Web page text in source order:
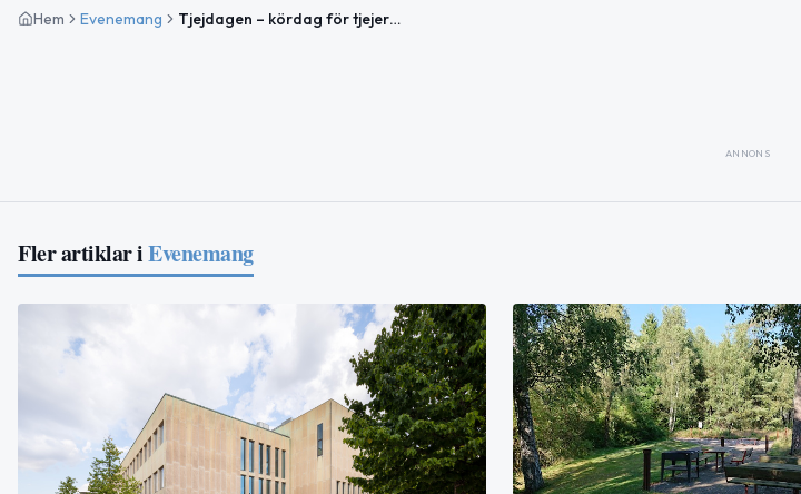
Hem Evenemang Tjejdagen – kördag för tjejer på Falkenbergs Motorbana
ANNONS
Fler artiklar iEvenemang